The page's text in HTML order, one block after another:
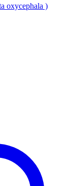
oxycephala )